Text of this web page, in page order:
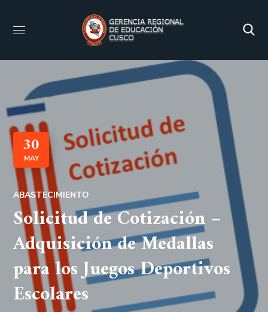
30
MAY
ABASTECIMIENTO
Solicitud de Cotización –
Adquisición de Medallas
para los Juegos Deportivos
Escolares